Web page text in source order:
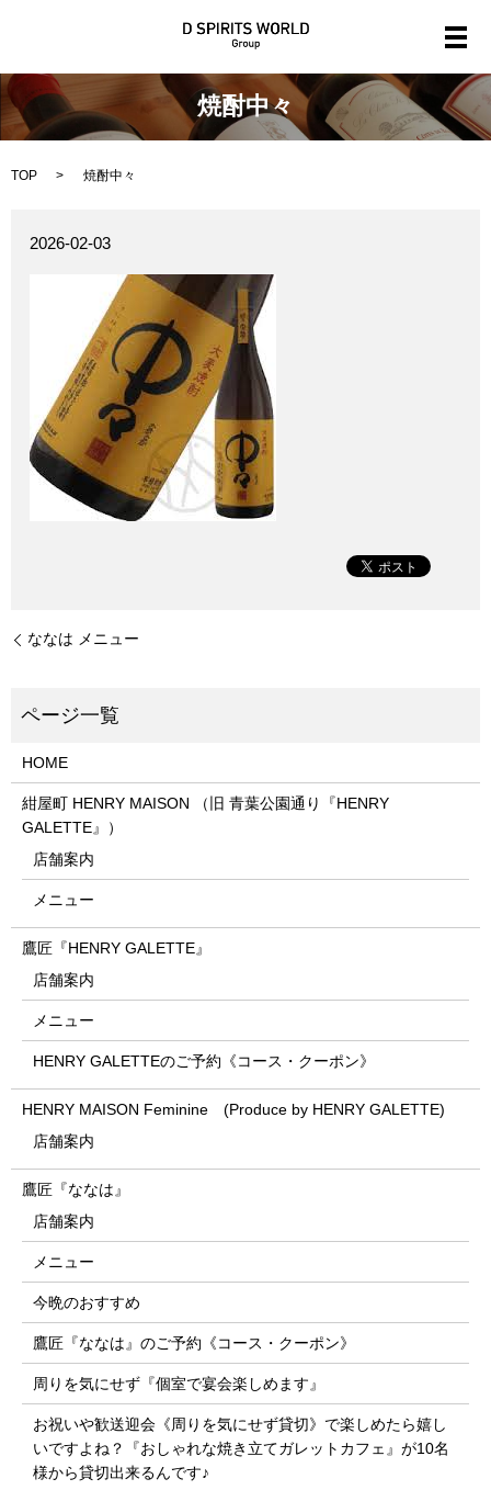
メ
焼酎中々
TOP 焼酎中々
2026-02-03
ななは メニュー
HOME
紺屋町 HENRY MAISON （旧 青葉公園通り『HENRY
GALETTE』）
店舗案内
メニュー
鷹匠『HENRY GALETTE』
店舗案内
メニュー
HENRY GALETTEのご予約《コース・クーポン》
HENRY MAISON Feminine (Produce by HENRY GALETTE)
店舗案内
鷹匠『ななは』
店舗案内
メニュー
今晩のおすすめ
鷹匠『ななは』のご予約《コース・クーポン》
周りを気にせず『個室で宴会楽しめます』
お祝いや歓送迎会《周りを気にせず貸切》で楽しめたら嬉し
いですよね？『おしゃれな焼き立てガレットカフェ』が10名
様から貸切出来るんです♪